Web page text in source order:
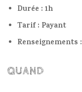
Durée : 1h
Tarif : Payant
Renseignements
QUAND